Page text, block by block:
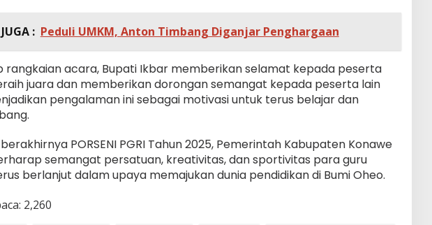
: Peduli UMKM, Anton Timbang Diganjar Penghargaan
rangkaian acara, Bupati Ikbar memberikan selamat kepada peserta
juara dan memberikan dorongan semangat kepada peserta lain
pengalaman ini sebagai motivasi untuk terus belajar dan
PORSENI PGRI Tahun 2025, Pemerintah Kabupaten Konawe
semangat persatuan, kreativitas, dan sportivitas para guru
berlanjut dalam upaya memajukan dunia pendidikan di Bumi Oheo.
2,260